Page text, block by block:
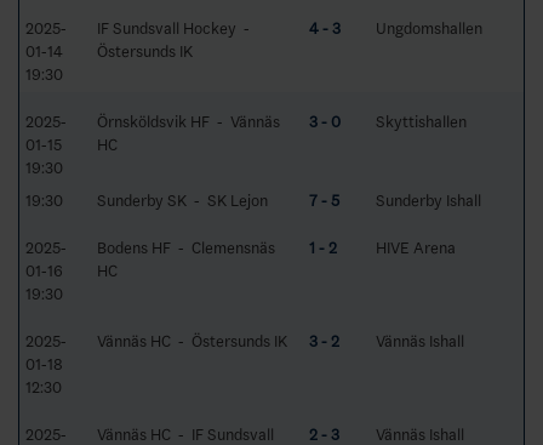
2025-
01-14
19:30
IF Sundsvall Hockey -
Östersunds IK
4 - 3 Ungdomshallen
2025-
01-15
19:30
Örnsköldsvik HF - Vännäs
HC
3 - 0 Skyttishallen
19:30 Sunderby SK - SK Lejon 7 - 5 Sunderby Ishall
2025-
01-16
19:30
Bodens HF - Clemensnäs
HC
1 - 2 HIVE Arena
2025-
01-18
12:30
Vännäs HC - Östersunds IK 3 - 2 Vännäs Ishall
2025-
Vännäs HC - IF Sundsvall
2 - 3 Vännäs Ishall